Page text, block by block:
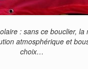
: sans ce bouclier,
atmosphérique et
choix…